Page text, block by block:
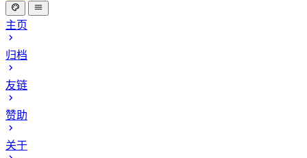
主页
归档
友链
赞助
关于